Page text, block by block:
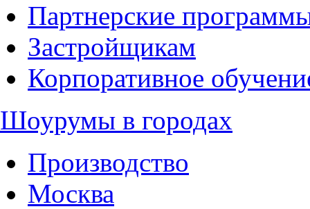
Партнерские
Застройщикам
Корпоративное
Шоурумы в городах
Производство
Москва